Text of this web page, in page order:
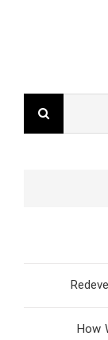
How